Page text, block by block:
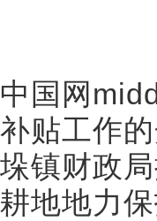
中国网
补贴工作
垛镇财政
耕地地力